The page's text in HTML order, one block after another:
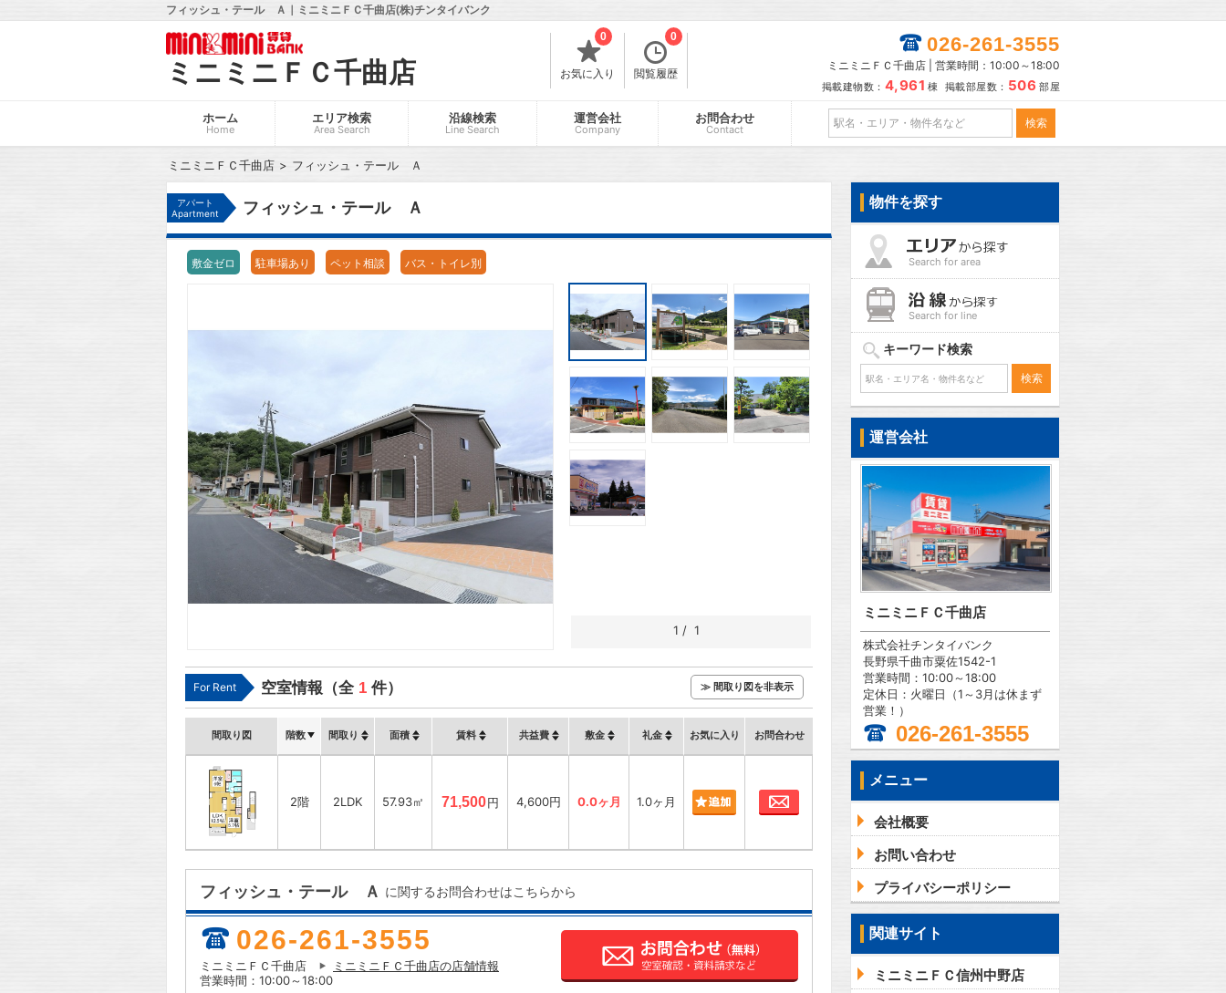
フィッシュ・テール Ａ｜ミニミニＦＣ千曲店(株)チンタイバンク
ミニミニＦＣ千曲店 お気に入り
0
閲覧履歴
0 026-261-3555
ミニミニＦＣ千曲店 | 営業時間：10:00～18:00
掲載建物数： 4,961 棟 掲載部屋数： 506 部屋
ホーム
Home
エリア検索
Area Search
沿線検索
Line Search
運営会社
Company
お問合わせ
Contact
ミニミニＦＣ千曲店 フィッシュ・テール Ａ
アパート
Apartment
フィッシュ・テール Ａ
敷金ゼロ 駐車場あり ペット相談 バス・トイレ別
1 / 1
For Rent 空室情報（全 1 件） ≫ 間取り図を非表示
間取り図 階数 間取り 面積 賃料 共益費 敷金 礼金 お気に入り お問合わせ
2階 2LDK 57.93㎡ 71,500円 4,600円 0.0ヶ月 1.0ヶ月 お問合わせ
フィッシュ・テール Ａ に関するお問合わせはこちらから
026-261-3555
ミニミニＦＣ千曲店
ミニミニＦＣ千曲店の店舗情報
営業時間：10:00～18:00
物件を探す
Search for area
Search for line
キーワード検索
運営会社
ミニミニＦＣ千曲店
株式会社チンタイバンク
長野県千曲市粟佐1542-1
営業時間：10:00～18:00
定休日：火曜日（1～3月は休まず
営業！）
026-261-3555
メニュー
会社概要
お問い合わせ
プライバシーポリシー
関連サイト
ミニミニＦＣ信州中野店